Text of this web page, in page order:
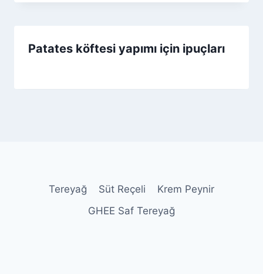
Patates köftesi yapımı için ipuçları
Tereyağ Süt Reçeli
Krem Peynir
GHEE Saf Tereyağ